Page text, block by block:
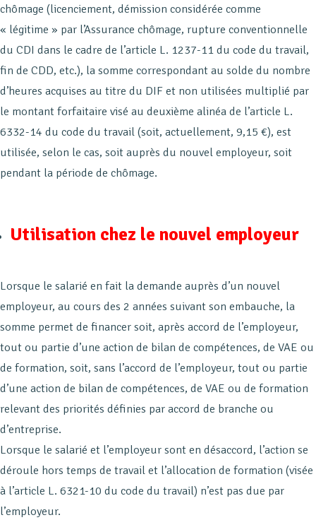
chômage (licenciement, démission considérée comme
« légitime » par l’Assurance chômage, rupture conventionnelle
du CDI dans le cadre de l’article L. 1237-11 du code du travail,
fin de CDD, etc.), la somme correspondant au solde du nombre
d’heures acquises au titre du DIF et non utilisées multiplié par
le montant forfaitaire visé au deuxième alinéa de l’article L.
6332-14 du code du travail (soit, actuellement, 9,15 €), est
utilisée, selon le cas, soit auprès du nouvel employeur, soit
pendant la période de chômage.
Utilisation chez le nouvel employeur
Lorsque le salarié en fait la demande auprès d’un nouvel
employeur, au cours des 2 années suivant son embauche, la
somme permet de financer soit, après accord de l’employeur,
tout ou partie d’une action de bilan de compétences, de VAE ou
de formation, soit, sans l’accord de l’employeur, tout ou partie
d’une action de bilan de compétences, de VAE ou de formation
relevant des priorités définies par accord de branche ou
d’entreprise.
Lorsque le salarié et l’employeur sont en désaccord, l’action se
déroule hors temps de travail et l’allocation de formation (visée
à l’article L. 6321-10 du code du travail) n’est pas due par
l’employeur.